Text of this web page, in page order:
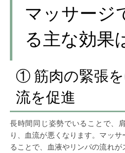
マッサージ
る主な効果
① 筋肉の緊張
流を促進
長時間同じ姿勢でいることで、
り、血流が悪くなります。マッ
ることで、血液やリンパの流れ